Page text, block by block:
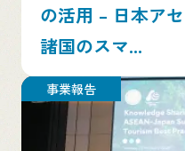
の活用 – 日本ア
諸国のスマ...
事業報告